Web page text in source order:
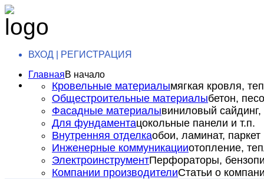
ВХОД | РЕГИСТРАЦИЯ
ГлавнаяВ начало
Кровельные материалымягкая кровля,
Общестроительные материалыбетон,
Фасадные материалывиниловый сайдинг,
Для фундаментацокольные панели и т.п.
Внутренняя отделкаобои, ламинат, паркет
Инженерные коммуникацииотопление,
ЭлектроинструментПерфораторы,
Компании производителиСтатьи о